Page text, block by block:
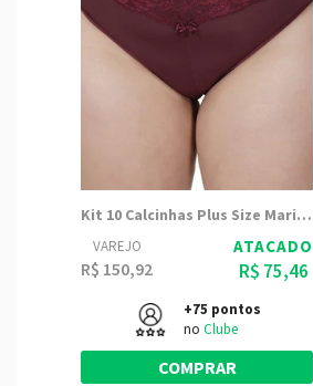
Kit 10 Calcinhas Plus Size Maria - Dily Modas
VAREJO
R$ 150,92
ATACADO
R$ 75,46
+75 pontos
no Clube
COMPRAR